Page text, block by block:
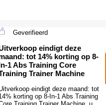
Geverifieerd
eindigt deze
tot 14% korting op 8-
1 Abs Training Core
Trainer Machine
eindigt deze maand: tot
korting op 8-In-1 Abs Training